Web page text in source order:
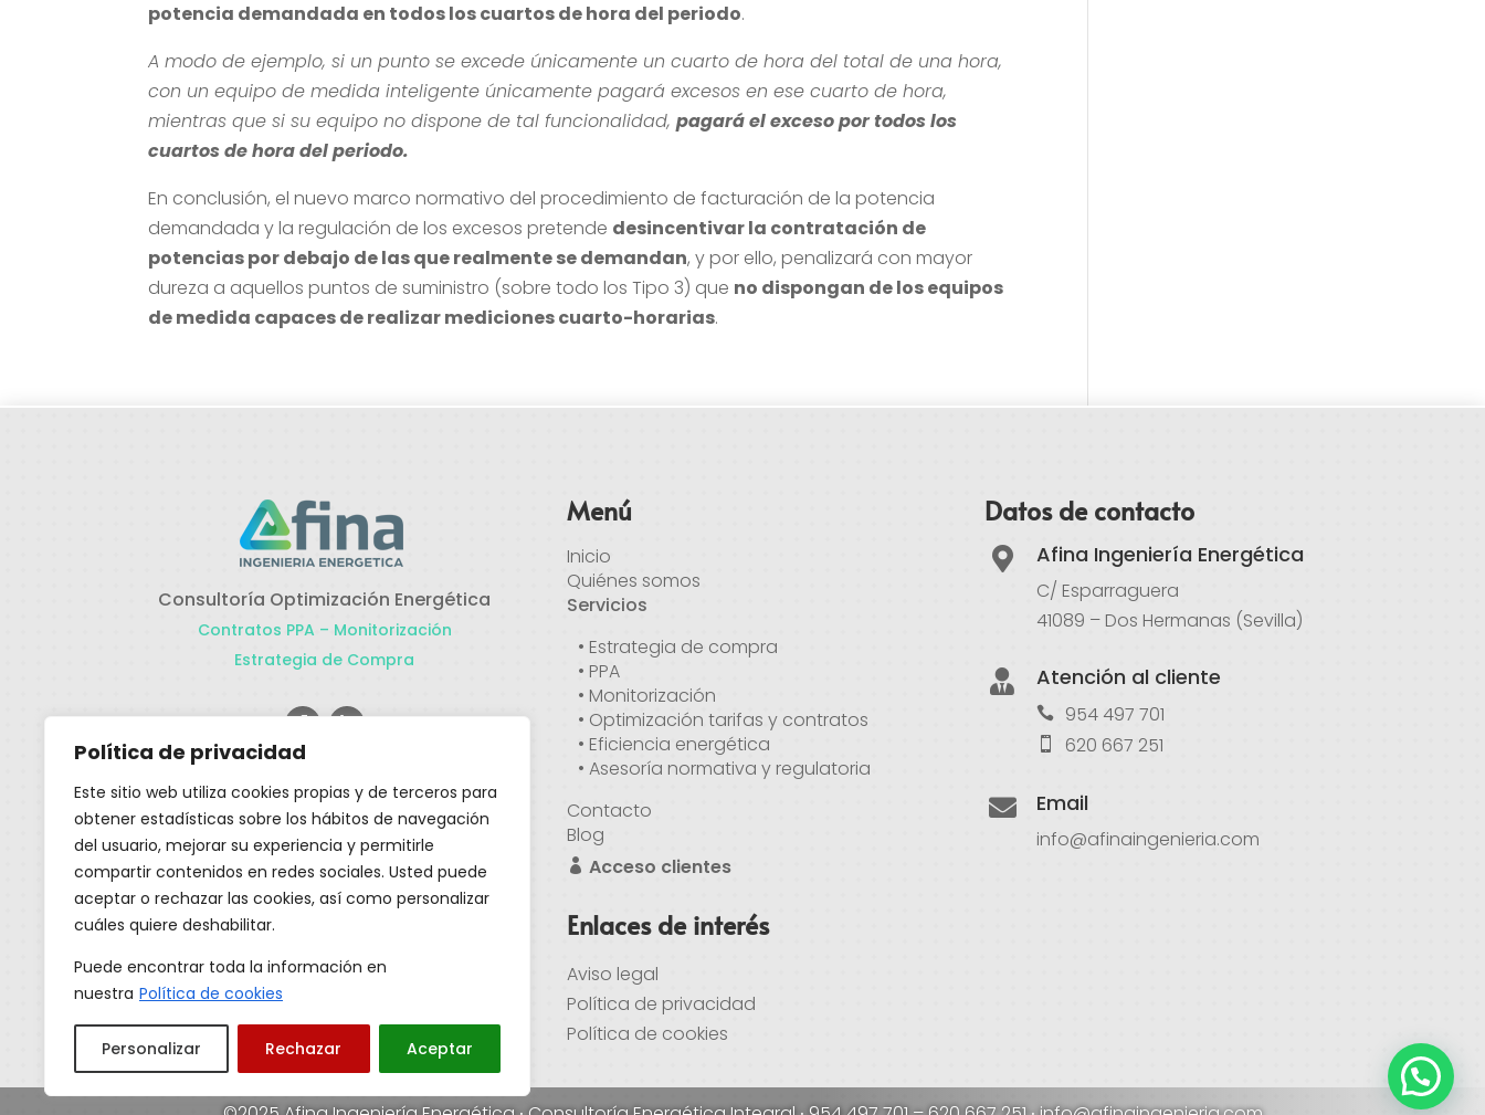
Política de privacidad
Este sitio web utiliza cookies propias y de terceros para
obtener estadísticas sobre los hábitos de navegación
del usuario, mejorar su experiencia y permitirle
compartir contenidos en redes sociales. Usted puede
aceptar o rechazar las cookies, así como personalizar
cuáles quiere deshabilitar.
Puede encontrar toda la información en
nuestra Política de cookies
Personalizar Rechazar Aceptar
potencia demandada en todos los cuartos de hora del periodo.
A modo de ejemplo, si un punto se excede únicamente un cuarto de hora del total de una hora,
con un equipo de medida inteligente únicamente pagará excesos en ese cuarto de hora,
mientras que si su equipo no dispone de tal funcionalidad,pagará el exceso por todos los
cuartos de hora del periodo.
En conclusión, el nuevo marco normativo del procedimiento de facturación de la potencia
demandada y la regulación de los excesos pretende desincentivar la contratación de
potencias por debajo de las que realmente se demandan, y por ello, penalizará con mayor
dureza a aquellos puntos de suministro (sobre todo los Tipo 3) que no dispongan de los equipos
de medida capaces de realizar mediciones cuarto-horarias.
Consultoría Optimización Energética
Contratos PPA – Monitorización
Estrategia de Compra
Actualidad
Nueva instalación
Autocosnumo, aun te lo
vas a pensar?
NEWCO. BLOWN MOULDING –
Sevilla)Instalación...
Leer más
Menú
Inicio
Quiénes somos
Servicios
• Estrategia de compra
• PPA
• Monitorización
• Optimización tarifas y contratos
• Eficiencia energética
• Asesoría normativa y regulatoria
Contacto
Blog
Acceso clientes
Enlaces de interés
Aviso legal
Política de privacidad
Política de cookies
Datos de contacto
 Afina Ingeniería Energética
C/ Esparraguera
41089 – Dos Hermanas (Sevilla)
 Atención al cliente
954 497 701
620 667 251
 Email
info@afinaingenieria.com